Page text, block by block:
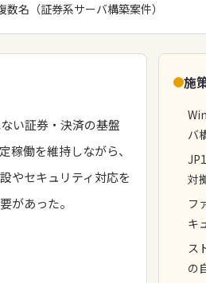
数名（証券系サーバ構築案件）
い証券・決済の基盤
稼働を維持しながら、
やセキュリティ対応を
があった。
施
バ
対
フ
キ
ス
の